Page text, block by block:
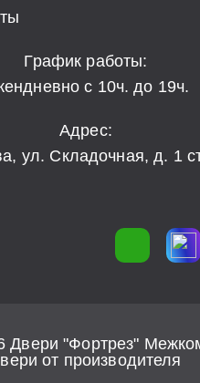
График работы:
с 10ч. до 19ч.
Адрес:
ул. Складочная, д. 1
Двери "Фортрез"
от производителя